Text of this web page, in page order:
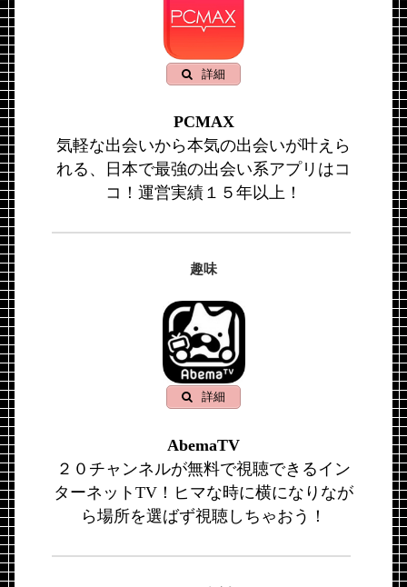
詳細
PCMAX
気軽な出会いから本気の出会いが叶えら
れる、日本で最強の出会い系アプリはコ
コ！運営実績１５年以上！
趣味
詳細
AbemaTV
２０チャンネルが無料で視聴できるイン
ターネットTV！ヒマな時に横になりなが
ら場所を選ばず視聴しちゃおう！